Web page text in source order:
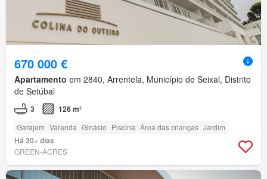
670 000 €
Apartamento em 2840, Arrentela, Município de Seixal, Distrito
de Setúbal
3 126 m²
Garajem Varanda Ginásio Piscina Área das crianças Jardim
Há 30+ dias
GREEN-ACRES